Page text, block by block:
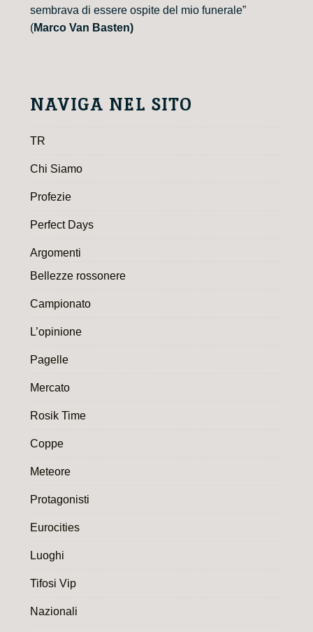
sembrava di essere ospite del mio funerale”
(Marco Van Basten)
NAVIGA NEL SITO
TR
Chi Siamo
Profezie
Perfect Days
Argomenti
Bellezze rossonere
Campionato
L’opinione
Pagelle
Mercato
Rosik Time
Coppe
Meteore
Protagonisti
Eurocities
Luoghi
Tifosi Vip
Nazionali